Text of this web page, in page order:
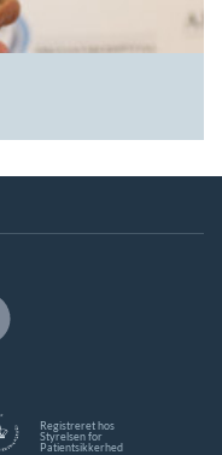
Registreret hos
Styrelsen for
Patientsikkerhed